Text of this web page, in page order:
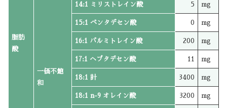
脂肪
酸
一価不飽
和
14:1 ミリストレイン酸 5 mg
15:1 ペンタデセン酸 0 mg
16:1 パルミトレイン酸 200 mg
17:1 ヘプタデセン酸 11 mg
18:1 計 3400 mg
18:1 n-9 オレイン酸 3200 mg